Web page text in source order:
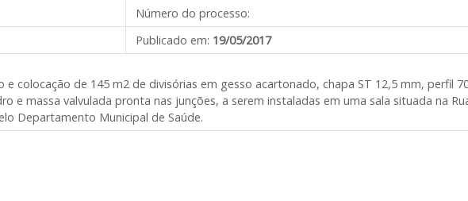
Número do processo:
Publicado em: 19/05/2017
colocação de 145 m2 de divisórias em gesso acartonado, chapa ST 12,5 mm, perfil
e massa valvulada pronta nas junções, a serem instaladas em uma sala situada na
Departamento Municipal de Saúde.